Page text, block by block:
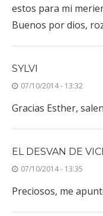
estos para mi
Buenos por dios,
SYLVI
07/10/2014 - 13:32
Gracias Esther,
EL DESVAN DE
07/10/2014 - 13:35
Preciosos, me